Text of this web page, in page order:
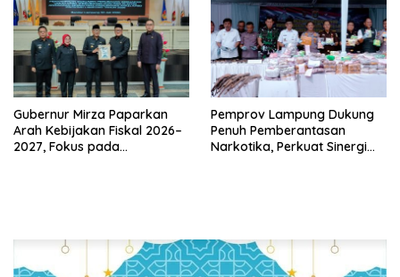
Gubernur Mirza Paparkan
Arah Kebijakan Fiskal 2026–
2027, Fokus pada
Pemprov Lampung Dukung
Penuh Pemberantasan
Narkotika, Perkuat Sinergi